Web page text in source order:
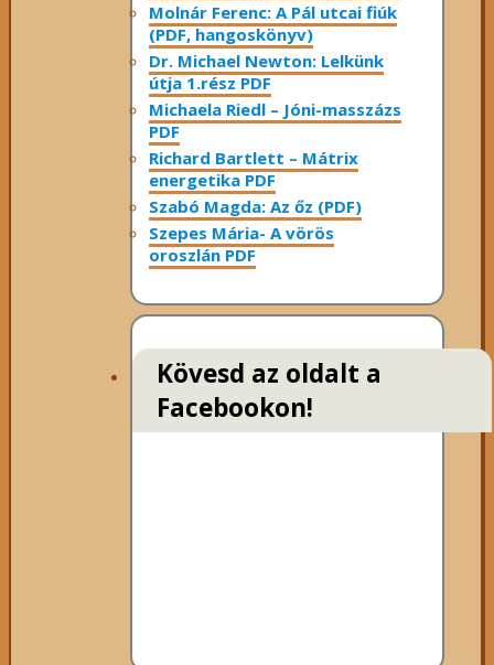
Molnár Ferenc: A Pál utcai fiúk
(PDF, hangoskönyv)
Dr. Michael Newton: Lelkünk
útja 1.rész PDF
Michaela Riedl – Jóni-masszázs
PDF
Richard Bartlett – Mátrix
energetika PDF
Szabó Magda: Az őz (PDF)
Szepes Mária- A vörös
oroszlán PDF
Kövesd az oldalt a
Facebookon!